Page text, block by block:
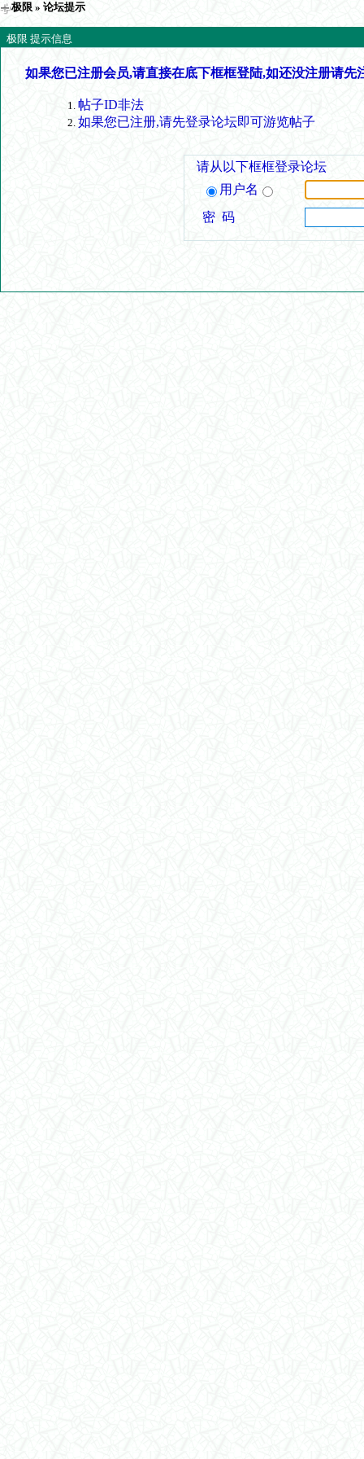
极限 » 论坛提示
极限 提示信息
如果您已注册会员,请直接在底下框框登陆,如还没注册请先
帖子ID非法
如果您已注册,请先登录论坛即可游览帖子
请从以下框框登录论坛
用户名
密 码